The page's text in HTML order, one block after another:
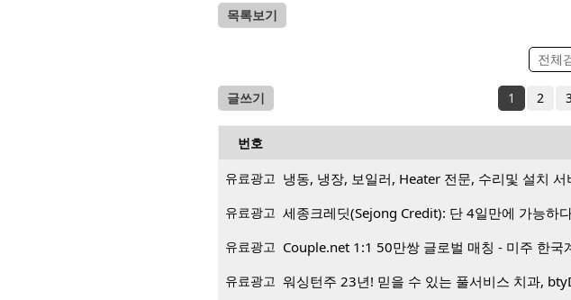
목록보기
글쓰기 1 2
번호
유료광고 냉동, 냉장, 보일러, Heater 전문, 수리및 설치 서
유료광고 세종크레딧(Sejong Credit): 단 4일만에 가능하
유료광고 Couple.net 1:1 50만쌍 글로벌 매칭 - 미주 한국
유료광고 워싱턴주 23년! 믿을 수 있는 풀서비스 치과,